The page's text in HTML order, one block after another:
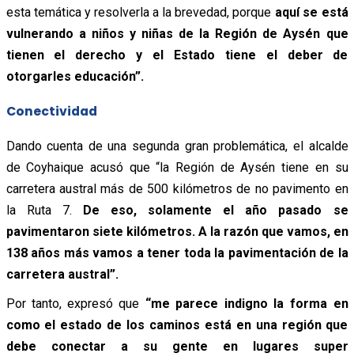
esta temática y resolverla a la brevedad, porque aquí se está
vulnerando a niños y niñas de la Región de Aysén que
tienen el derecho y el Estado tiene el deber de
otorgarles educación”.
Conectividad
Dando cuenta de una segunda gran problemática, el alcalde
de Coyhaique acusó que “la Región de Aysén tiene en su
carretera austral más de 500 kilómetros de no pavimento en
la Ruta 7. De eso, solamente el año pasado se
pavimentaron siete kilómetros. A la razón que vamos, en
138 años más vamos a tener toda la pavimentación de la
carretera austral”.
Por tanto, expresó que “me parece indigno la forma en
como el estado de los caminos está en una región que
debe conectar a su gente en lugares super